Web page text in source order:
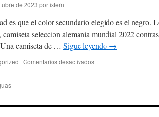
de 2023 poristern
es que el color secundario elegido es el negro.
camiseta seleccion alemania mundial 2022
camiseta de … Sigue leyendo →
| Comentarios desactivadosen